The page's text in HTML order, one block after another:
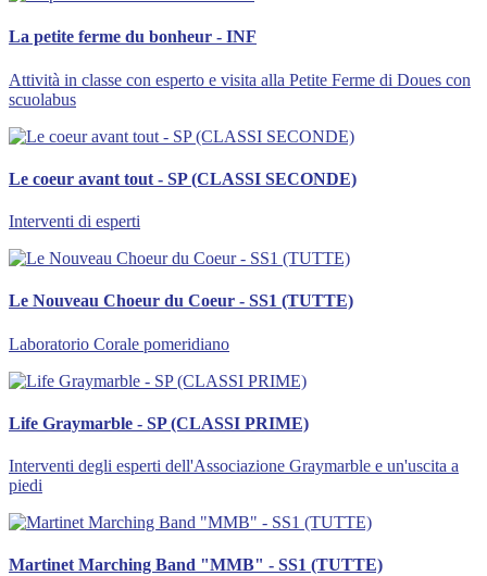
La petite ferme du bonheur - INF
Attività in classe con esperto e visita alla Petite Ferme di Doues con
scuolabus
Le coeur avant tout - SP (CLASSI SECONDE)
Interventi di esperti
Le Nouveau Choeur du Coeur - SS1 (TUTTE)
Laboratorio Corale pomeridiano
Life Graymarble - SP (CLASSI PRIME)
Interventi degli esperti dell'Associazione Graymarble e un'uscita a
piedi
Martinet Marching Band "MMB" - SS1 (TUTTE)